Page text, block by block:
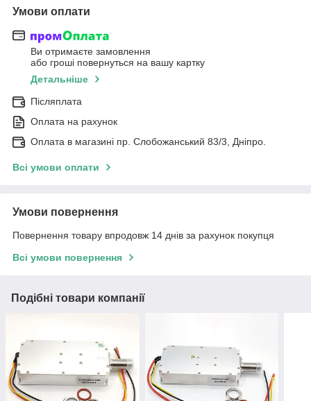
Умови оплати
Ви отримаєте замовлення
або гроші повернуться на вашу картку
Детальніше
Післяплата
Оплата на рахунок
Оплата в магазині пр. Слобожанський 83/3, Дніпро.
Всі умови оплати
Умови повернення
Повернення товару впродовж 14 днів за рахунок покупця
Всі умови повернення
Подібні товари компанії